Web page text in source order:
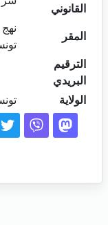
القانوني
المقر
الترقيم
البريدي
الولاية